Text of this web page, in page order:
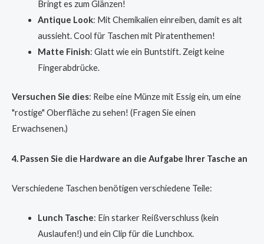
Bringt es zum Glänzen!
Antique Look: Mit Chemikalien einreiben, damit es alt
aussieht. Cool für Taschen mit Piratenthemen!
Matte Finish: Glatt wie ein Buntstift. Zeigt keine
Fingerabdrücke.
Versuchen Sie dies: Reibe eine Münze mit Essig ein, um eine
"rostige" Oberfläche zu sehen! (Fragen Sie einen
Erwachsenen.)
4. Passen Sie die Hardware an die Aufgabe Ihrer Tasche an
Verschiedene Taschen benötigen verschiedene Teile:
Lunch Tasche: Ein starker Reißverschluss (kein
Auslaufen!) und ein Clip für die Lunchbox.